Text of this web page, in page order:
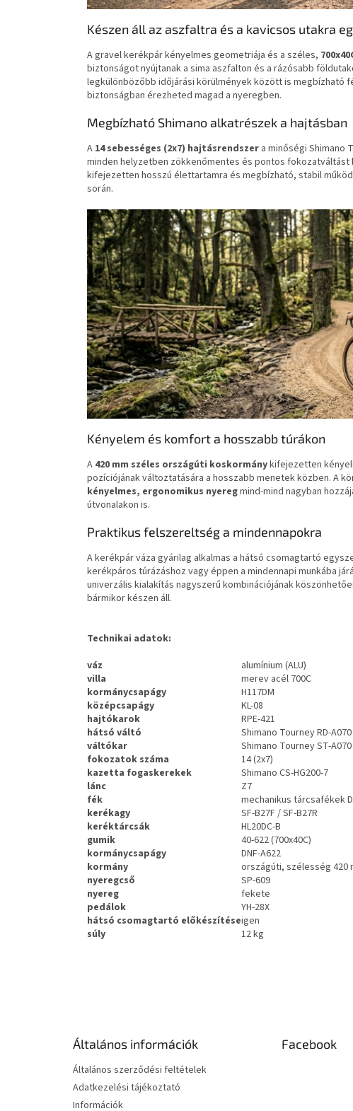
Készen áll az aszfaltra és a kavicsos utakra
A gravel kerékpár kényelmes geometriája és a széles,
biztonságot nyújtanak a sima aszfalton és a rázósabb
legkülönbözőbb időjárási körülmények között is megbízható
biztonságban érezheted magad a nyeregben.
Megbízható Shimano alkatrészek a hajtásban
A 14 sebességes (2x7) hajtásrendszer a minőségi Shimano
minden helyzetben zökkenőmentes és pontos fokozatváltást
kifejezetten hosszú élettartamra és megbízható, stabil
során.
Kényelem és komfort a hosszabb túrákon
A 420 mm széles országúti koskormánykifejezetten
pozíciójának változtatására a hosszabb menetek közben. A
kényelmes, ergonomikus nyeregmind-mind nagyban
útvonalakon is.
Praktikus felszereltség a mindennapokra
A kerékpár váza gyárilag alkalmas a hátsó csomagtartó
kerékpáros túrázáshoz vagy éppen a mindennapi munkába
univerzális kialakítás nagyszerű kombinációjának
bármikor készen áll.
Technikai adatok:
váz
alumínium (ALU)
villa
merev acél 700C
kormánycsapágy
H117DM
középcsapágy
KL-08
hajtókarok
RPE-421
hátsó váltó
Shimano Tourney RD-A070
váltókar
Shimano Tourney ST-A070
fokozatok száma
14 (2x7)
kazetta fogaskerekek
Shimano CS-HG200-7
lánc
Z7
fék
mechanikus tárcsafékek
kerékagy
SF-B27F / SF-B27R
keréktárcsák
HL20DC-B
gumik
40-622 (700x40C)
kormánycsapágy
DNF-A622
kormány
országúti, szélesség 420
nyeregcső
SP-609
nyereg
fekete
pedálok
YH-28X
hátsó csomagtartó előkészítéseigen
súly
12 kg
Általános információk
Általános szerződési feltételek
Adatkezelési tájékoztató
Információk
Facebook